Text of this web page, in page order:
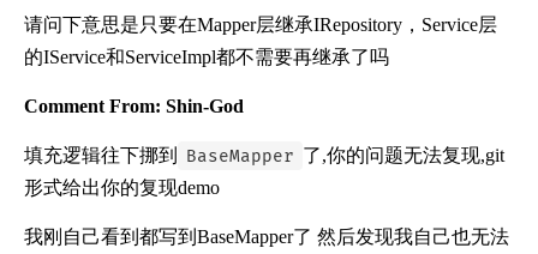
请问下意思是只要在Mapper层继承IRepository，Service层
的IService和ServiceImpl都不需要再继承了吗
Comment From: Shin-God
填充逻辑往下挪到 BaseMapper 了,你的问题无法复现,git
形式给出你的复现demo
我刚自己看到都写到BaseMapper了 然后发现我自己也无法